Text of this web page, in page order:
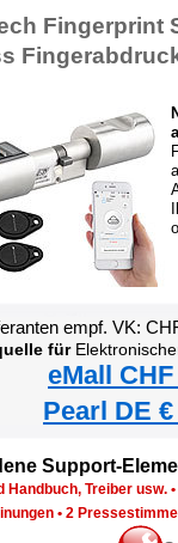
Fingerprint
empf. VK:
fürElektronischer Tür-Schließzylinder
eMall
Pearl DE
Support-
Handbuch, Treiber usw. •
• 2